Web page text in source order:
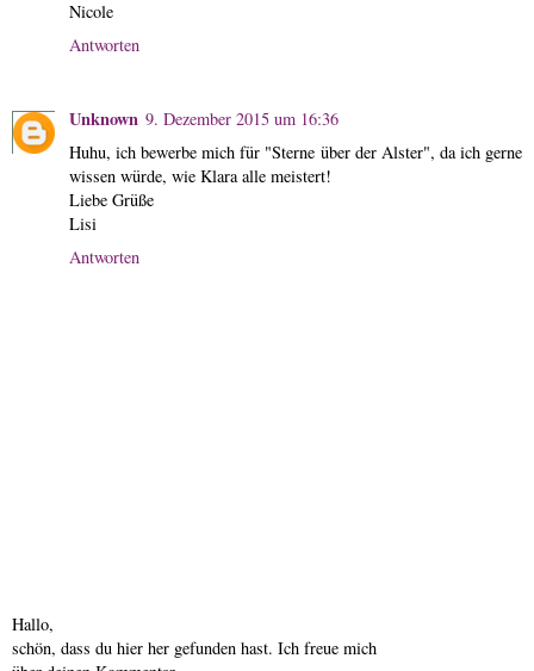
Nicole
Antworten
Unknown 9. Dezember 2015 um 16:36
Huhu, ich bewerbe mich für "Sterne über der Alster", da ich gerne
wissen würde, wie Klara alle meistert!
Liebe Grüße
Lisi
Antworten
Hallo,
schön, dass du hier her gefunden hast. Ich freue mich